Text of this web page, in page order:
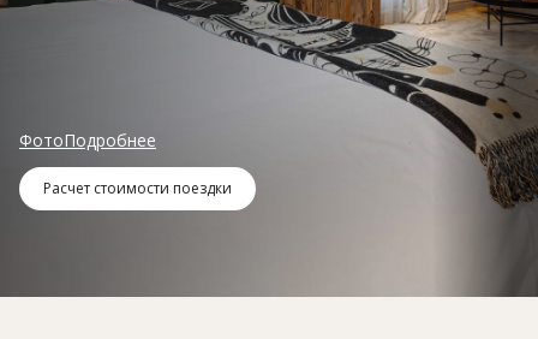
ФотоПодробнее
Расчет стоимости поездки